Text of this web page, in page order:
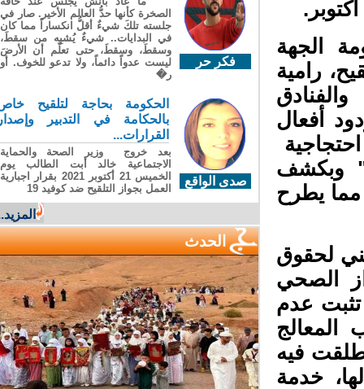
الجهة
رامية
أفعال
وبكشف
يطرح
لحقوق
الصحي
عدم
فيه
خدمة
فكر حر
الصخرة كأنها حدُّ العالم الأخير. صار في
جلسته تلكَ شيءٌ أقلُّ انكساراً مما كان
في البدايات.. شيءٌ يُشبِه من سقطَ،
وسقطَ، وسقطَ، حتى تعلّم أن الأرضَ
ليست عدواً دائماً، ولا تدعو للخوف. أو
ر�
صدى الواقع
الحكومة بحاجة لتلقيح خاص
بالحكامة في التدبير وإصدار
القرارات...
بعد خروج وزير الصحة والحماية
الاجتماعية خالد أبت الطالب يوم
الخميس 21 أكتوبر 2021 بقرار اجبارية
العمل بجواز التلقيح ضد كوفيد 19
المزيد...
الحدث